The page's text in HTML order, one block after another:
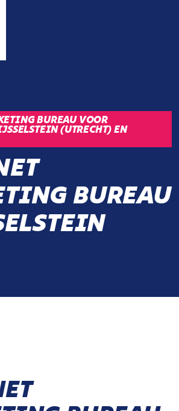
BUREAU VOOR
(UTRECHT) EN
BUREAU